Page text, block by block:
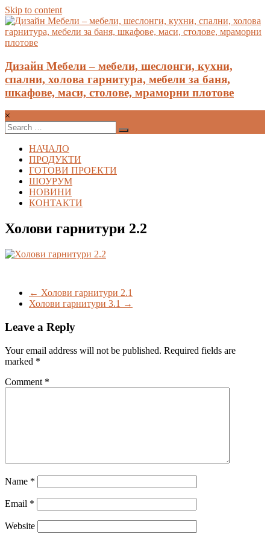
Skip to content
Дизайн Мебели – мебели, шеслонги, кухни,
спални, холова гарнитура, мебели за баня,
шкафове, маси, столове, мраморни плотове
×
НАЧАЛО
ПРОДУКТИ
ГОТОВИ ПРОЕКТИ
ШОУРУМ
НОВИНИ
КОНТАКТИ
Холови гарнитури 2.2
← Холови гарнитури 2.1
Холови гарнитури 3.1 →
Leave a Reply
Your email address will not be published. Required fields are
marked *
Comment *
Name *
Email *
Website